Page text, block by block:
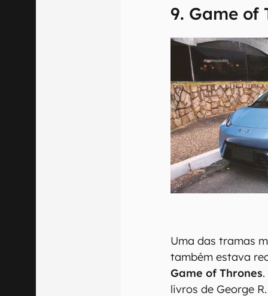
9. Game of
Uma das tramas
também estava
Game of Thrones
livros de George